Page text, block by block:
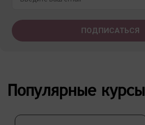
Популярные курсы